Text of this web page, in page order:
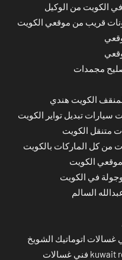
الكويت من الوكيل
قريب من موقعي الكويت
مجمدات
الكويت هندي
تبديل تواير الكويت
متنقل الكويت
من كل الماركات بالكويت
الكويت
في الكويت
السالم
غسالات اتوماتيك الشويخ
صيانة غسالة ملابس النهضة kuwait repair فني غسالات